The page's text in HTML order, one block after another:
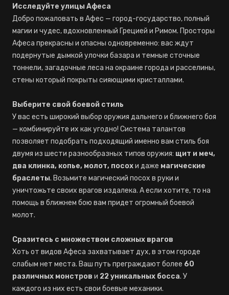
Исследуйте улицы Афеса
Добро пожаловать в Афес — город-государство, полный
магии и чудес, вдохновленный Грецией и Римом. Просторы
Афеса прекрасны и опасны одновременно: вас ждут
подернутые дымкой улочки базара и темные сточные
тоннели, загадочные леса на окраине города и расселины,
стены который покрыты сияющими кристаллами.
Выберите свой боевой стиль
У вас есть широкий выбор оружия дальнего и ближнего боя
— комбинируйте их как угодно! Система талантов
позволяет подобрать подходящий именно вам стиль боя
двумя из шести разнообразных типов оружия: щит и меч,
два клинка, копье, молот, посохи даже магические
браслеты. Возьмите магический посох в руки и
уничтожьте своих врагов издалека. А если хотите, то на
помощь в ближнем бою вам придет огромный боевой
молот.
Сразитесь с множеством сложных врагов
Хоть от видов Афеса захватывает дух, в этом городе
слабым нет места. Ваш путь преграждают более 60
различных монстров и 22 уникальных босса. У
каждого из них есть свои боевые механики.